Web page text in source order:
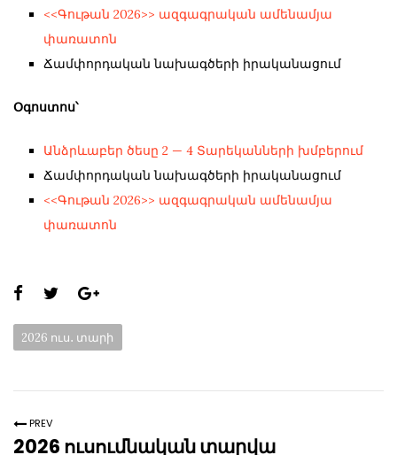
<<Գութան 2026>> ազգագրական ամենամյա
փառատոն
Ճամփորդական նախագծերի իրականացում
Օգոստոս՝
Անձրևաբեր ծեսը 2 — 4 Տարեկանների խմբերում
Ճամփորդական նախագծերի իրականացում
<<Գութան 2026>> ազգագրական ամենամյա
փառատոն
Share
page:
Categories:
2026 ուս․ տարի
PREV
2026 ուսումնական տարվա